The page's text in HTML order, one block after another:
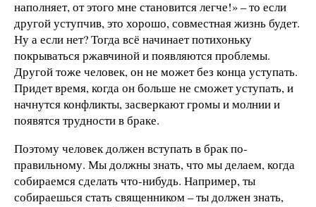
наполняет, от этого мне становится легче!» – то если
другой уступчив, это хорошо, совместная жизнь будет.
Ну а если нет? Тогда всё начинает потихоньку
покрываться ржавчиной и появляются проблемы.
Другой тоже человек, он не может без конца уступать.
Придет время, когда он больше не сможет уступать, и
начнутся конфликты, засверкают громы и молнии и
появятся трудности в браке.
Поэтому человек должен вступать в брак по-
правильному. Мы должны знать, что мы делаем, когда
собираемся сделать что-нибудь. Например, ты
собираешься стать священником – ты должен знать,